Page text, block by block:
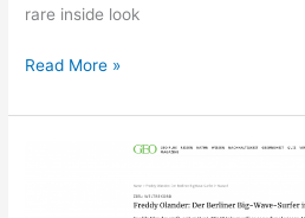
rare inside look
RTL
with
Read More »